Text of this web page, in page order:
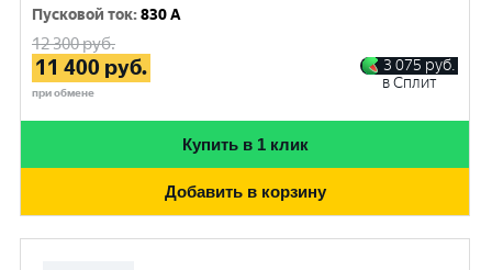
Пусковой ток:830 A
12 300руб.
11 400 руб.
при обмене
3 075 руб.
в Сплит
Купить в 1 клик
Добавить в корзину